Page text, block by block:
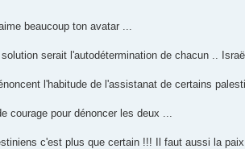
beaucoup ton avatar ...
serait l'autodétermination de chacun ..
l'habitude de l'assistanat de certains
courage pour dénoncer les deux ...
c'est plus que certain !!! Il faut aussi la